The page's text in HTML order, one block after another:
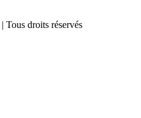
| Tous droits réservés